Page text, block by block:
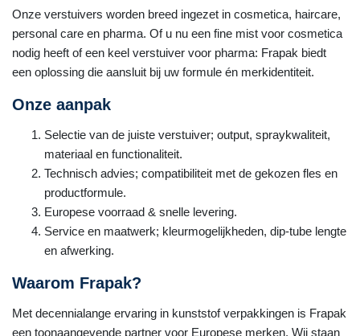
Onze verstuivers worden breed ingezet in cosmetica, haircare,
personal care en pharma. Of u nu een fine mist voor cosmetica
nodig heeft of een keel verstuiver voor pharma: Frapak biedt
een oplossing die aansluit bij uw formule én merkidentiteit.
Onze aanpak
Selectie van de juiste verstuiver; output, spraykwaliteit,
materiaal en functionaliteit.
Technisch advies; compatibiliteit met de gekozen fles en
productformule.
Europese voorraad & snelle levering.
Service en maatwerk; kleurmogelijkheden, dip-tube lengte
en afwerking.
Waarom Frapak?
Met decennialange ervaring in kunststof verpakkingen is Frapak
een toonaangevende partner voor Europese merken. Wij staan